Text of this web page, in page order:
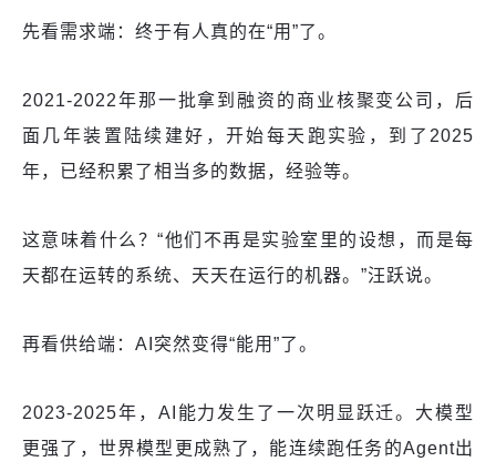
先看需求端：终于有人真的在“用”了。
2021-2022年那一批拿到融资的商业核聚变公司，后
面几年装置陆续建好，开始每天跑实验，到了2025
年，已经积累了相当多的数据，经验等。
这意味着什么？“他们不再是实验室里的设想，而是每
天都在运转的系统、天天在运行的机器。”汪跃说。
再看供给端：AI突然变得“能用”了。
2023-2025年，AI能力发生了一次明显跃迁。大模型
更强了，世界模型更成熟了，能连续跑任务的Agent出